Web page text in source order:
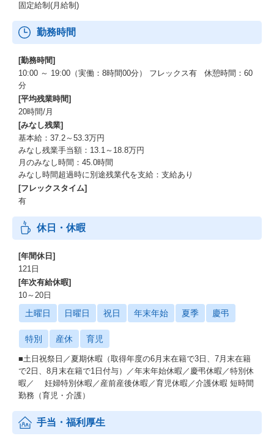
固定給制(月給制)
勤務時間
[勤務時間]
10:00 ～ 19:00（実働：8時間00分） フレックス有 休憩時間：60
分
[平均残業時間]
20時間/月
[みなし残業]
基本給：37.2～53.3万円
みなし残業手当額：13.1～18.8万円
月のみなし時間：45.0時間
みなし時間超過時に別途残業代を支給：支給あり
[フレックスタイム]
有
休日・休暇
[年間休日]
121日
[年次有給休暇]
10～20日
土曜日 日曜日 祝日 年末年始 夏季 慶弔
特別 産休 育児
■土日祝祭日／夏期休暇（取得年度の6月末在籍で3日、7月末在籍
で2日、8月末在籍で1日付与）／年末年始休暇／慶弔休暇／特別休
暇／ 妊婦特別休暇／産前産後休暇／育児休暇／介護休暇 短時間
勤務（育児・介護）
手当・福利厚生